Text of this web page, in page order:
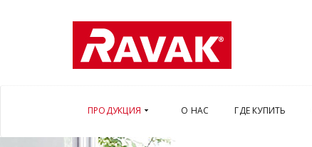
ПРОДУКЦИЯ О НАС ГДЕ КУПИТЬ